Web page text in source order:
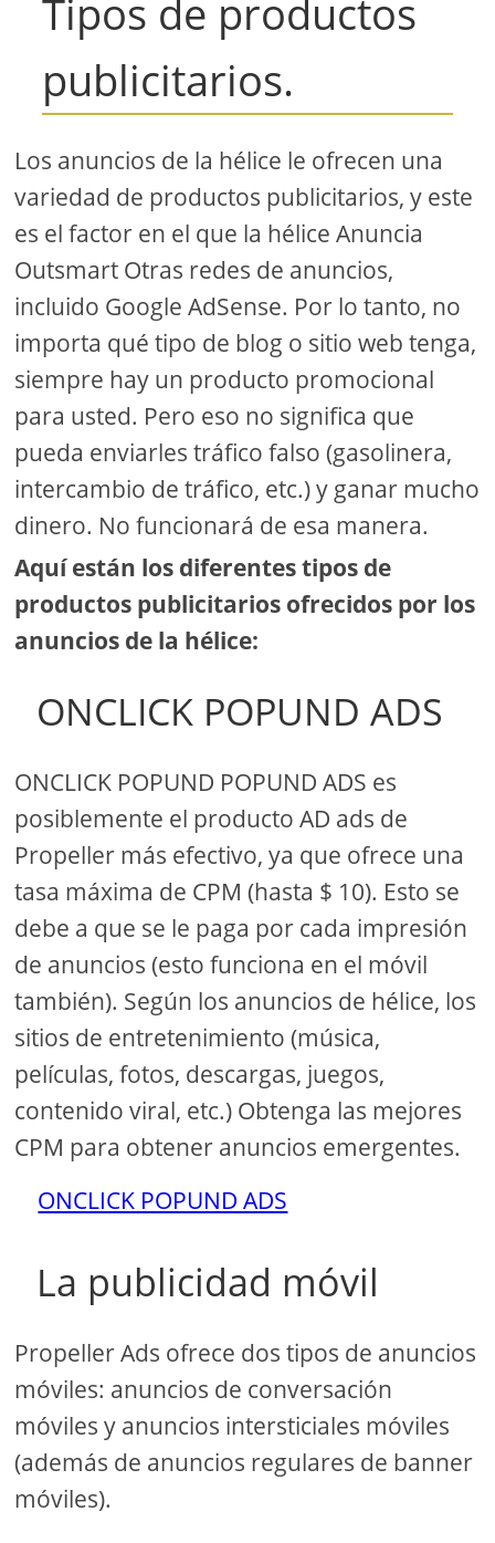
Tipos de productos
publicitarios.
Los anuncios de la hélice le ofrecen una
variedad de productos publicitarios, y este
es el factor en el que la hélice Anuncia
Outsmart Otras redes de anuncios,
incluido Google AdSense. Por lo tanto, no
importa qué tipo de blog o sitio web tenga,
siempre hay un producto promocional
para usted. Pero eso no significa que
pueda enviarles tráfico falso (gasolinera,
intercambio de tráfico, etc.) y ganar mucho
dinero. No funcionará de esa manera.
Aquí están los diferentes tipos de
productos publicitarios ofrecidos por los
anuncios de la hélice:
ONCLICK POPUND ADS
ONCLICK POPUND POPUND ADS es
posiblemente el producto AD ads de
Propeller más efectivo, ya que ofrece una
tasa máxima de CPM (hasta $ 10). Esto se
debe a que se le paga por cada impresión
de anuncios (esto funciona en el móvil
también). Según los anuncios de hélice, los
sitios de entretenimiento (música,
películas, fotos, descargas, juegos,
contenido viral, etc.) Obtenga las mejores
CPM para obtener anuncios emergentes.
ONCLICK POPUND ADS
La publicidad móvil
Propeller Ads ofrece dos tipos de anuncios
móviles: anuncios de conversación
móviles y anuncios intersticiales móviles
(además de anuncios regulares de banner
móviles).